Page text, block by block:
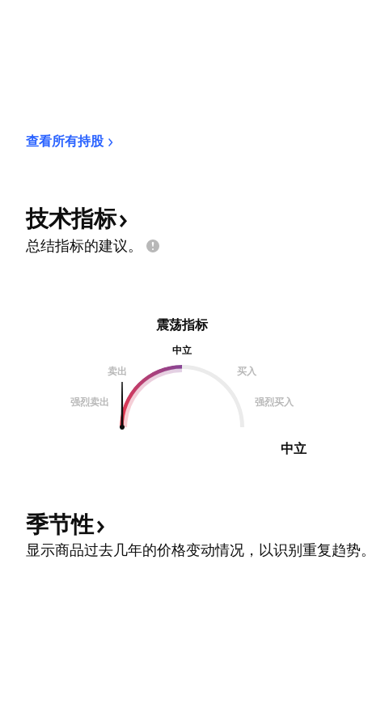
查看所有持股
技术指标
总结指标的建议。
震荡指标
中立
卖出
买入
强烈卖出 强烈买入
中立
季节性
显示商品过去几年的价格变动情况，以识别重复趋势。